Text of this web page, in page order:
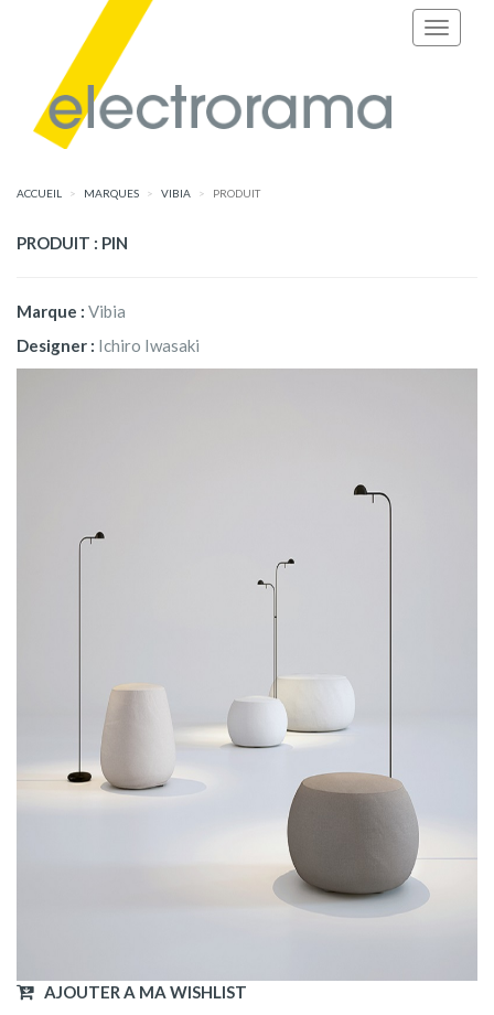
ACCUEIL MARQUES VIBIA PRODUIT
PRODUIT : PIN
Marque : Vibia
Designer : Ichiro Iwasaki
AJOUTER A MA WISHLIST